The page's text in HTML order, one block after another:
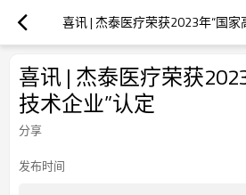
喜讯 | 杰泰医疗荣获
技术企业”认定
分享
发布时间